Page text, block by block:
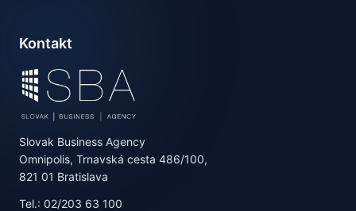
Kontakt
Slovak Business Agency
Omnipolis, Trnavská cesta 486/100,
821 01 Bratislava
Tel.: 02/203 63 100